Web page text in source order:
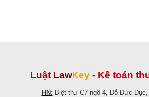
Luật LawKey - Kế toán
HN: Biệt thự C7 ngõ 4, Đỗ Đức Dục,